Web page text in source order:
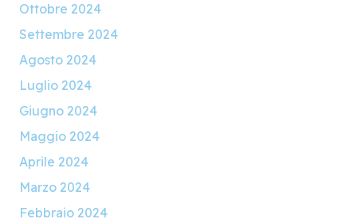
Ottobre 2024
Settembre 2024
Agosto 2024
Luglio 2024
Giugno 2024
Maggio 2024
Aprile 2024
Marzo 2024
Febbraio 2024